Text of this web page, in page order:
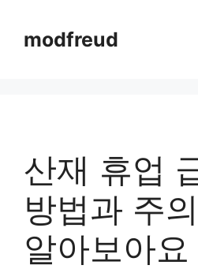
contentmodfreud
산재 휴업
방법과 주
알아보아요